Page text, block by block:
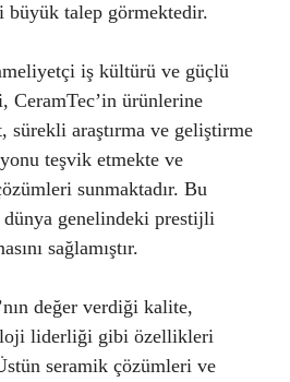
büyük talep görmektedir.
iş kültürü ve güçlü
CeramTec’in ürünlerine
sürekli araştırma ve geliştirme
teşvik etmekte ve
sunmaktadır. Bu
dünya genelindeki prestijli
sağlamıştır.
değer verdiği kalite,
liderliği gibi özellikleri
seramik çözümleri ve